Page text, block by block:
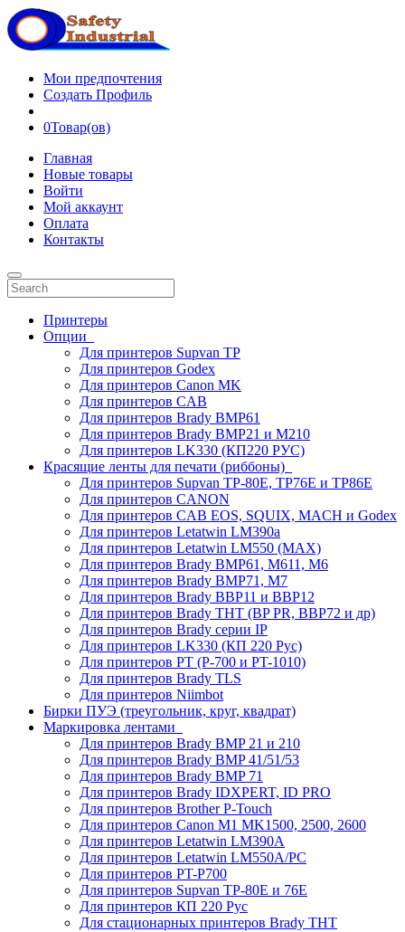
Мои предпочтения
Создать Профиль
0Товар(ов)
Главная
Новые товары
Войти
Мой аккаунт
Оплата
Контакты
Принтеры
Опции
Для принтеров Supvan TP
Для принтеров Godex
Для принтеров Canon MK
Для принтеров CAB
Для принтеров Brady BMP61
Для принтеров Brady BMP21 и M210
Для принтеров LK330 (КП220 РУС)
Красящие ленты для печати (риббоны)
Для принтеров Supvan TP-80E, TP76E и TP86E
Для принтеров CANON
Для принтеров CAB EOS, SQUIX, MACH и Godex
Для принтеров Letatwin LM390a
Для принтеров Letatwin LM550 (MAX)
Для принтеров Brady BMP61, M611, M6
Для принтеров Brady BMP71, M7
Для принтеров Brady BBP11 и BBP12
Для принтеров Brady THT (BP PR, BBP72 и др)
Для принтеров Brady серии IP
Для принтеров LK330 (КП 220 Рус)
Для принтеров PT (P-700 и PT-1010)
Для принтеров Brady TLS
Для принтеров Niimbot
Бирки ПУЭ (треугольник, круг, квадрат)
Маркировка лентами
Для принтеров Brady BMP 21 и 210
Для принтеров Brady BMP 41/51/53
Для принтеров Brady BMP 71
Для принтеров Brady IDXPERT, ID PRO
Для принтеров Brother P-Touch
Для принтеров Canon M1 MK1500, 2500, 2600
Для принтеров Letatwin LM390A
Для принтеров Letatwin LM550A/PC
Для принтеров PT-P700
Для принтеров Supvan TP-80E и 76E
Для принтеров КП 220 Рус
Для стационарных принтеров Brady THT